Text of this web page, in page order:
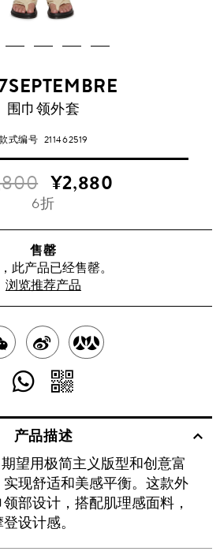
围巾领外套
式编号 211462519
¥2,880
6折
售罄
此产品已经售罄。
浏览推荐产品
分
享
WECHAT
分
享
WEIBO
分
分
享
至
WHATSAPP
享
维
码
产品描述
期望用极简主义版型和创意富
现舒适和美感平衡。这款外
部设计，搭配肌理感面料，
设计感。